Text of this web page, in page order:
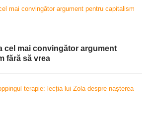
cel mai convingător argument
fără să vrea